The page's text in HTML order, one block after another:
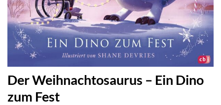
Der Weihnachtosaurus – Ein Dino
zum Fest